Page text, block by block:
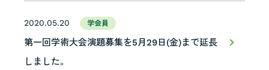
2020.05.20 学会員
第一回学術大会演題募集を5月29日(金)まで延長
しました。